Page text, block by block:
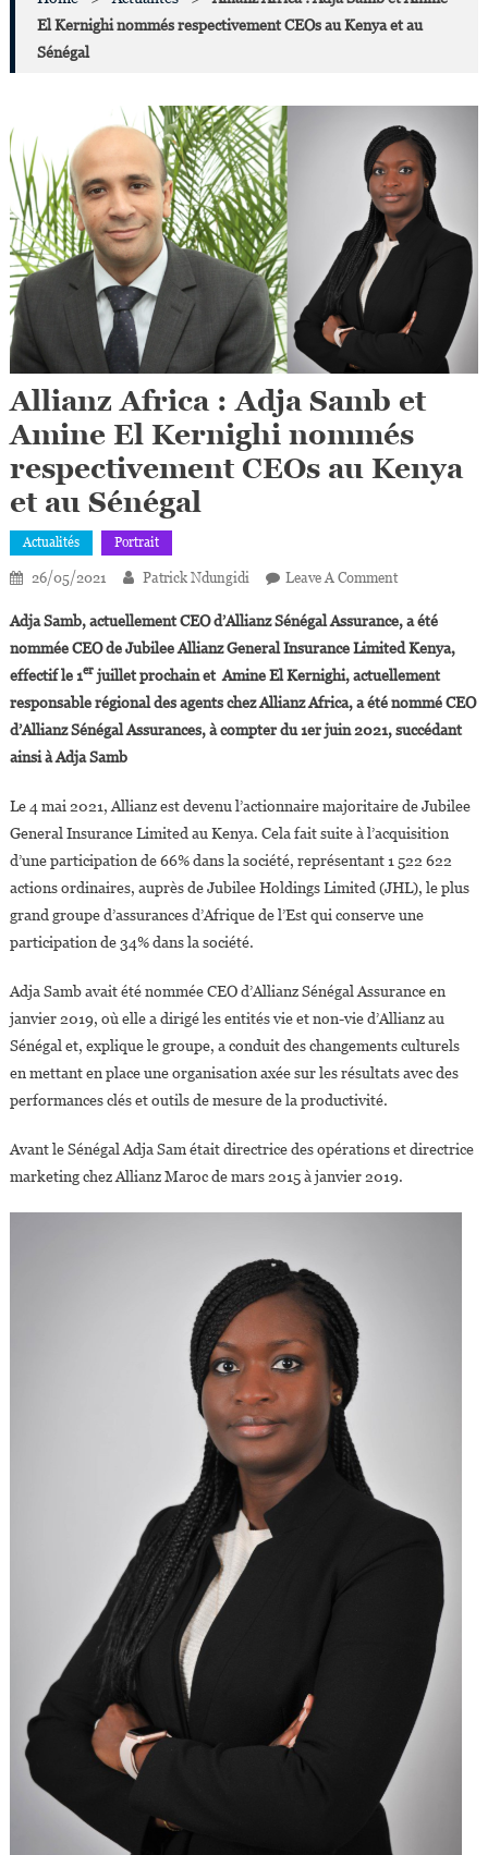
El Kernighi nommés respectivement CEOs au Kenya et au
Sénégal
Allianz Africa : Adja Samb et
Amine El Kernighi nommés
respectivement CEOs au Kenya
et au Sénégal
Actualités Portrait
26/05/2021 Patrick Ndungidi Leave A CommentOn
Africa :
Adja
Samb
Et
Amine
Nommés
CEOs
Adja Samb, actuellement CEO d’Allianz Sénégal Assurance, a été
nommée CEO de Jubilee Allianz General Insurance Limited Kenya,
effectif le 1erjuillet prochain et Amine El Kernighi, actuellement
responsable régional des agents chez Allianz Africa, a été nommé CEO
d’Allianz Sénégal Assurances, à compter du 1er juin 2021, succédant
ainsi à Adja Samb
Le 4 mai 2021, Allianz est devenu l’actionnaire majoritaire de Jubilee
General Insurance Limited au Kenya. Cela fait suite à l’acquisition
d’une participation de 66% dans la société, représentant 1 522 622
actions ordinaires, auprès de Jubilee Holdings Limited (JHL), le plus
grand groupe d’assurances d’Afrique de l’Est qui conserve une
participation de 34% dans la société.
Adja Samb avait été nommée CEO d’Allianz Sénégal Assurance en
janvier 2019, où elle a dirigé les entités vie et non-vie d’Allianz au
Sénégal et, explique le groupe, a conduit des changements culturels
en mettant en place une organisation axée sur les résultats avec des
performances clés et outils de mesure de la productivité.
Avant le Sénégal Adja Sam était directrice des opérations et directrice
marketing chez Allianz Maroc de mars 2015 à janvier 2019.